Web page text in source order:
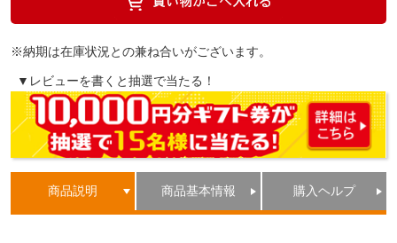
※納期は在庫状況との兼ね合いがございます。
▼レビューを書くと抽選で当たる！
商品説明 商品基本情報 購入ヘルプ